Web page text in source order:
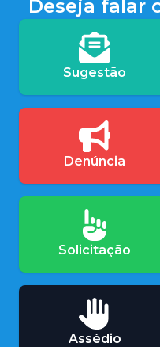
Deseja falar
Sugestão
Denúncia
Solicitação
Assédio